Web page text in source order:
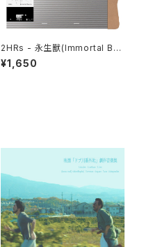
2HRs - 永生獸(Immortal Be
asts) CD
¥1,650